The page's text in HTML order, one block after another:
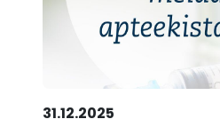
31.12.2025